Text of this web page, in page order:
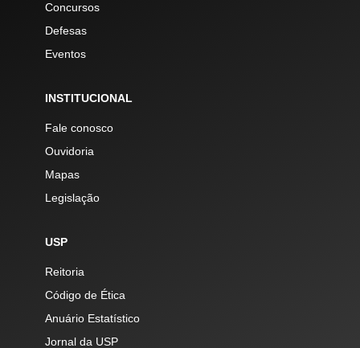
Concursos
Defesas
Eventos
INSTITUCIONAL
Fale conosco
Ouvidoria
Mapas
Legislação
USP
Reitoria
Código de Ética
Anuário Estatístico
Jornal da USP